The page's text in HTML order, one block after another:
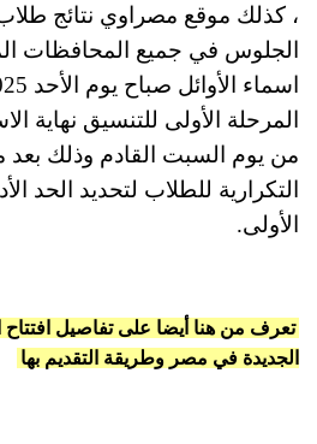
، كذلك موقع مصراوي نتائج طلاب
الجلوس في جميع المحافظات
المرحلة الأولى للتنسيق نهاية
من يوم السبت القادم وذلك بعد
التكرارية للطلاب لتحديد الحد
الأولى.
تعرف من هنا أيضا على تفاصيل افتتاح
الجديدة في مصر وطريقة التقديم بها